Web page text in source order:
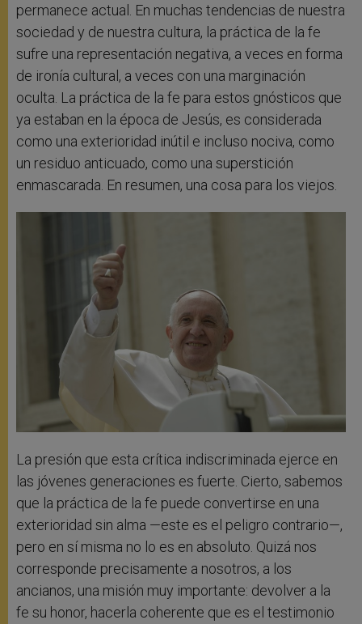
permanece actual. En muchas tendencias de nuestra
sociedad y de nuestra cultura, la práctica de la fe
sufre una representación negativa, a veces en forma
de ironía cultural, a veces con una marginación
oculta. La práctica de la fe para estos gnósticos que
ya estaban en la época de Jesús, es considerada
como una exterioridad inútil e incluso nociva, como
un residuo anticuado, como una superstición
enmascarada. En resumen, una cosa para los viejos.
La presión que esta crítica indiscriminada ejerce en
las jóvenes generaciones es fuerte. Cierto, sabemos
que la práctica de la fe puede convertirse en una
exterioridad sin alma —este es el peligro contrario—,
pero en sí misma no lo es en absoluto. Quizá nos
corresponde precisamente a nosotros, a los
ancianos, una misión muy importante: devolver a la
fe su honor, hacerla coherente que es el testimonio